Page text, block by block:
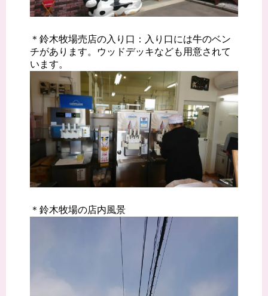
＊鈴木牧場売店の入り口：入り口には牛のベン
チがあります。ウッドデッキなども用意されて
います。
＊鈴木牧場の店内風景